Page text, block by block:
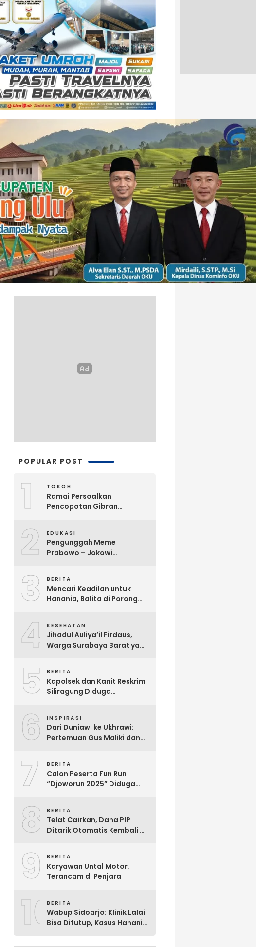
POPULAR POST
1 TOKOH
Ramai Persoalkan
Pencopotan Gibran
Angkat Bicara
2 EDUKASI
Pengunggah Meme
Prabowo – Jokowi
3 BERITA
Mencari Keadilan untuk
Hanania, Balita di Porong
4 KESEHATAN
Jihadul Auliya’il Firdaus,
Warga Surabaya Barat yang
5 BERITA
Kapolsek dan Kanit Reskrim
Siliragung Diduga
6 INSPIRASI
Dari Duniawi ke Ukhrawi:
Pertemuan Gus Maliki dan
7 BERITA
Calon Peserta Fun Run
“Djoworun 2025” Diduga
8 BERITA
Telat Cairkan, Dana PIP
Ditarik Otomatis Kembali Ke
9 BERITA
Karyawan Untal Motor,
Terancam di Penjara
10BERITA
Wabup Sidoarjo: Klinik Lalai
Bisa Ditutup, Kasus Hanania